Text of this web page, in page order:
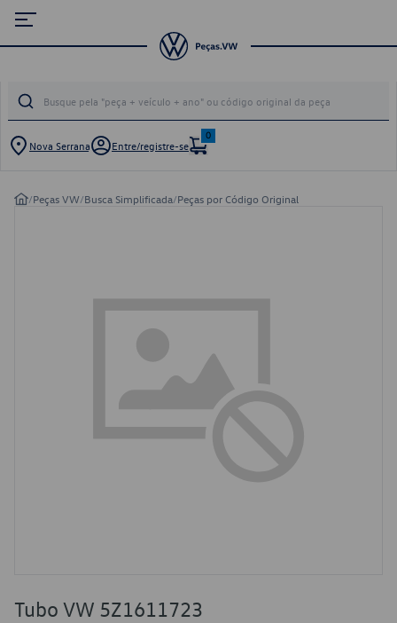
Nova Serrana Entre/registre-se
0
/Peças VW/Busca Simplificada/Peças por Código Original
Tubo VW 5Z1611723